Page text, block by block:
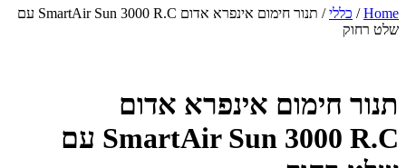
Home
/ כללי
/ תנור חימום אינפרא אדום SmartAir Sun 3000 R.C עם
שלט רחוק
תנור חימום אינפרא אדום
SmartAir Sun 3000 R.C עם